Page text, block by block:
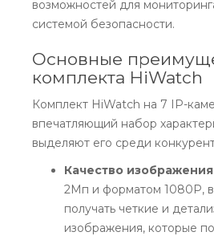
возможностей для
системой безопасности.
Основные
комплекта HiWatch
Комплект HiWatch на 7 IP-
впечатляющий набор
выделяют его среди
Качество
2Мп и форматом 1080P,
получать четкие и
изображения, которые